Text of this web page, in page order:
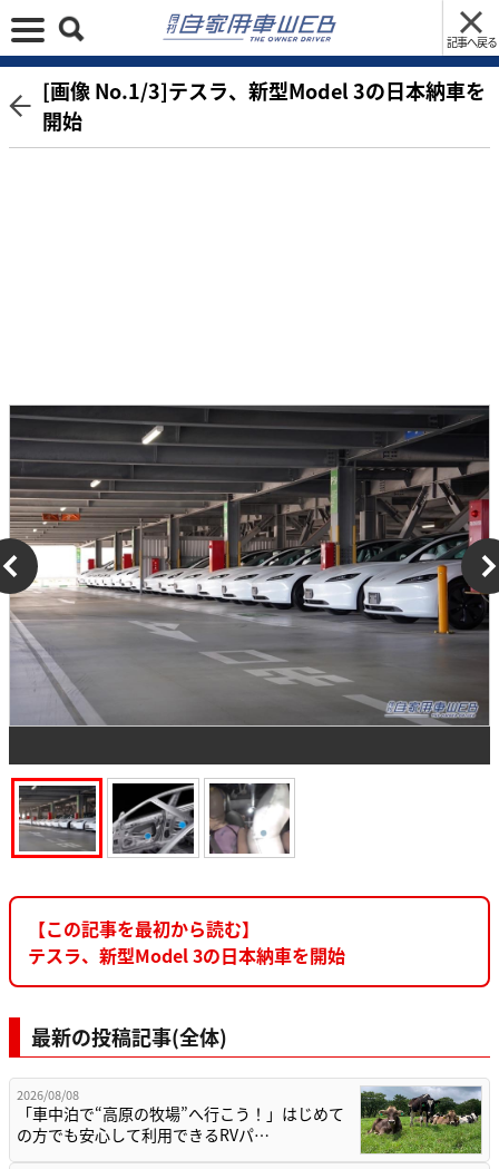
記事へ戻る
[画像 No.1/3]テスラ、新型Model 3の日本納車を
開始
【この記事を最初から読む】
テスラ、新型Model 3の日本納車を開始
最新の投稿記事(全体)
2026/08/08
「車中泊で“高原の牧場”へ行こう！」はじめて
の方でも安心して利用できるRVパ…